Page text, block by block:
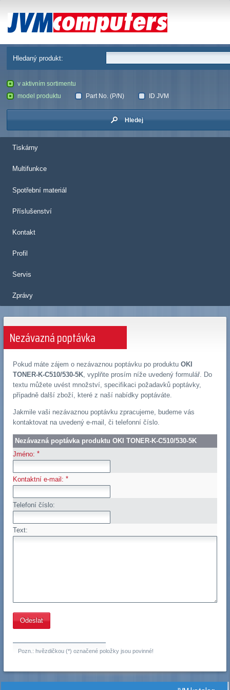
JVM Computers
Hledaný produkt:
v aktivním sortimentu
model produktu
Part No. (P/N) ID JVM
Hledej
Tiskárny
Multifunkce
Spotřební materiál
Příslušenství
Kontakt
Profil
Servis
Zprávy
Nezávazná poptávka
Pokud máte zájem o nezávaznou poptávku po produktu OKI
TONER-K-C510/530-5K, vyplňte prosím níže uvedený formulář. Do
textu můžete uvést množství, specifikaci požadavků poptávky,
případně další zboží, které z naší nabídky poptáváte.
Jakmile vaši nezávaznou poptávku zpracujeme, budeme vás
kontaktovat na uvedený e-mail, či telefonní číslo.
Nezávazná poptávka produktu OKI TONER-K-C510/530-5K
Jméno: *
Kontaktní e-mail: *
Telefoní číslo:
Text:
Pozn.: hvězdičkou (*) označené položky jsou povinné!